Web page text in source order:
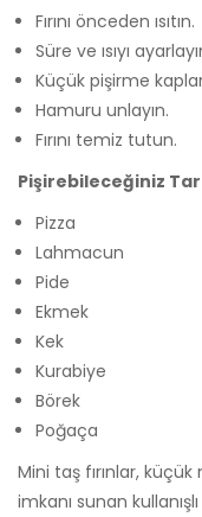
Fırını önceden ısıtın.
Süre ve ısıyı
Küçük pişirme
Hamuru unlayın.
Fırını temiz tutun.
Pişirebileceğiniz
Pizza
Lahmacun
Pide
Ekmek
Kek
Kurabiye
Börek
Poğaça
Mini taş fırınlar,
imkanı sunan